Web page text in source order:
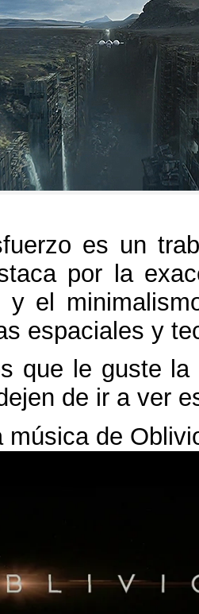
es un
por la
y el
espaciales y
que le guste la
de ir a ver
música de